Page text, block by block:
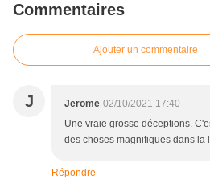
Commentaires
Ajouter un commentaire
J Jerome 02/10/2021 17:40
Une vraie grosse déceptions.
des choses magnifiques dans la
Répondre